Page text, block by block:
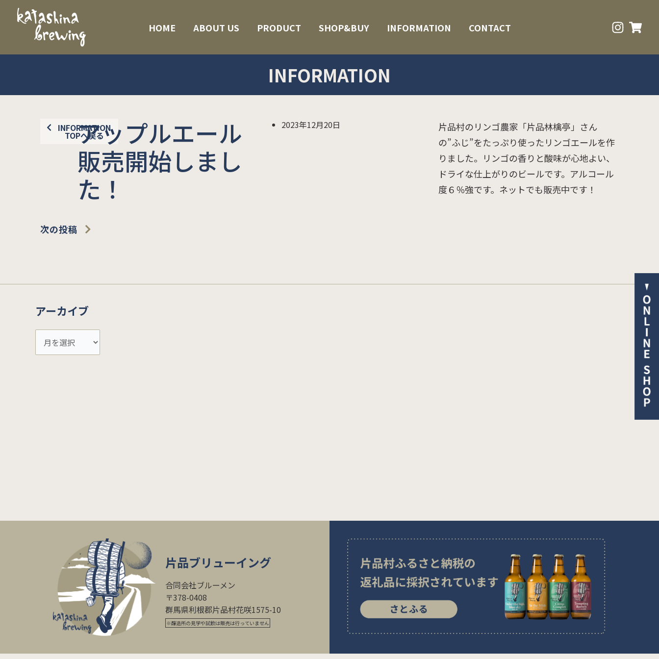
キ
HOME ABOUT US PRODUCT SHOP&BUY INFORMATION CONTACT
INFORMATION
INFORMATION
TOPへ戻る
アップルエール
販売開始しまし
た！
2023年12月20日
片品村のリンゴ農家「片品林檎亭」さん
の”ふじ”をたっぷり使ったリンゴエールを作
りました。リンゴの香りと酸味が心地よい、
ドライな仕上がりのビールです。アルコール
度６％強です。ネットでも販売中です！
次の投稿
アーカイブ
ア
カ
ブ
片品ブリューイング
合同会社ブルーメン
〒378-0408
群馬県利根郡片品村花咲1575-10
※醸造所の見学や試飲は販売は行っていません